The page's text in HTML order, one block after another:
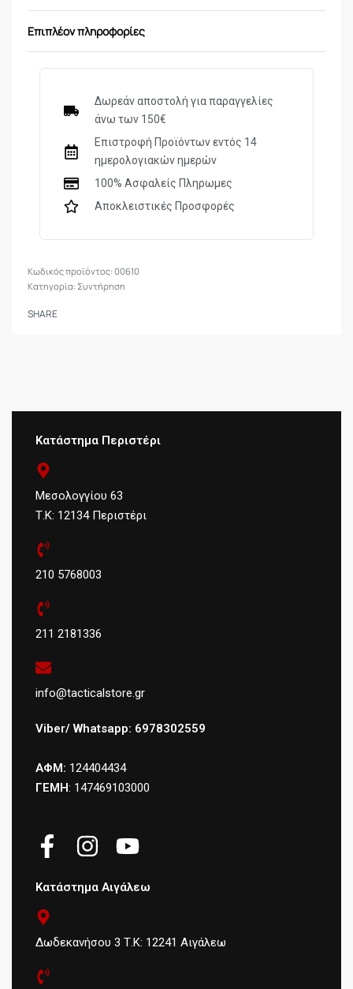
Επιπλέον πληροφορίες
Δωρεάν αποστολή για παραγγελίες
άνω των 150€
Επιστροφή Προϊόντων εντός 14
ημερολογιακών ημερών
100% Ασφαλείς Πληρωμες
Αποκλειστικές Προσφορές
00610
Κατηγορία:Συντήρηση
SHARE
Κατάστημα Περιστέρι
Μεσολογγίου 63
Τ.Κ: 12134 Περιστέρι
210 5768003
211 2181336
info@tacticalstore.gr
Viber/ Whatsapp: 6978302559
ΑΦΜ: 124404434
ΓΕΜΗ: 147469103000
Κατάστημα Αιγάλεω
Δωδεκανήσου 3 Τ.Κ: 12241 Αιγάλεω